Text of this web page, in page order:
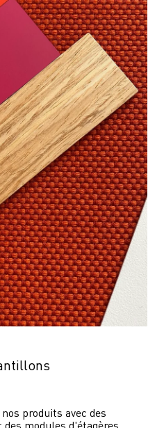
produits avec des
modules d'étagères.